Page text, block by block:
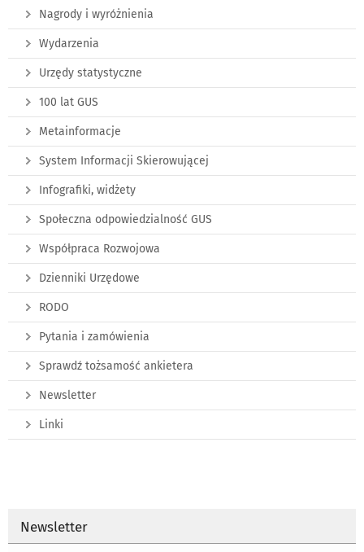
Nagrody i wyróżnienia
Wydarzenia
Urzędy statystyczne
100 lat GUS
Metainformacje
System Informacji Skierowującej
Infografiki, widżety
Społeczna odpowiedzialność GUS
Współpraca Rozwojowa
Dzienniki Urzędowe
RODO
Pytania i zamówienia
Sprawdź tożsamość ankietera
Newsletter
Linki
Newsletter